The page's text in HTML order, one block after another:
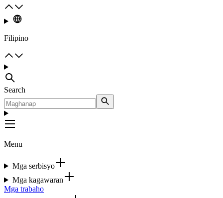
Filipino
Search
Menu
Mga serbisyo
Mga kagawaran
Mga trabaho